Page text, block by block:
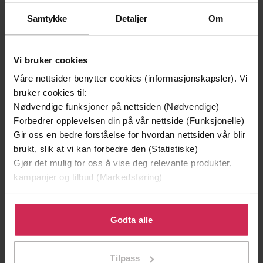
Samtykke Detaljer Om
Vi bruker cookies
Våre nettsider benytter cookies (informasjonskapsler). Vi
bruker cookies til:
Nødvendige funksjoner på nettsiden (Nødvendige)
Forbedrer opplevelsen din på vår nettside (Funksjonelle)
Gir oss en bedre forståelse for hvordan nettsiden vår blir
brukt, slik at vi kan forbedre den (Statistiske)
Gjør det mulig for oss å vise deg relevante produkter,
kampanjer og tilbud (Markedsføring)
Klikk på «Godta alle» for å gi oss ditt samtykke til å
bruke cookies for alle disse formålene. Du kan også
tilpasse ditt samtykke til spesifikke formål ved å klikke
Godta alle
Tilpass
Premium
Minnesota
EBOK
Premium
Utskudd
EBOK